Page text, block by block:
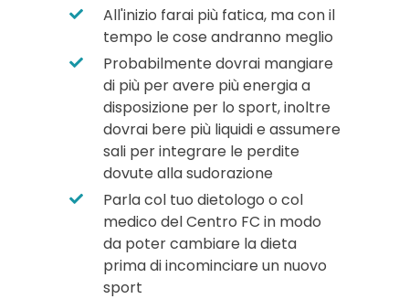
All'inizio farai più fatica, ma con il
tempo le cose andranno meglio
Probabilmente dovrai mangiare
di più per avere più energia a
disposizione per lo sport, inoltre
dovrai bere più liquidi e assumere
sali per integrare le perdite
dovute alla sudorazione
Parla col tuo dietologo o col
medico del Centro FC in modo
da poter cambiare la dieta
prima di incominciare un nuovo
sport